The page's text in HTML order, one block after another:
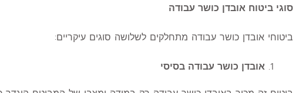
סוגי ביטוח אובדן כושר עבודה
ביטוחי אובדן כושר עבודה מתחלקים לשלושה סוגים עיקריים:
אובדן כושר עבודה בסיסי